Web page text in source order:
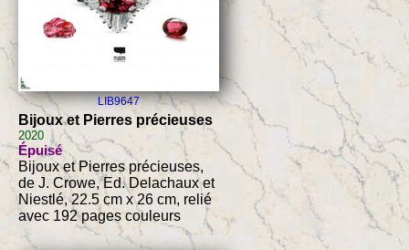
LIB9647
Bijoux et Pierres précieuses
2020
Épuisé
Bijoux et Pierres précieuses,
de J. Crowe, Ed. Delachaux et
Niestlé, 22.5 cm x 26 cm, relié
avec 192 pages couleurs